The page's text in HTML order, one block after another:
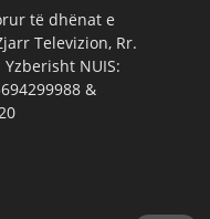
të dhënat e
Televizion, Rr.
NUIS:
&